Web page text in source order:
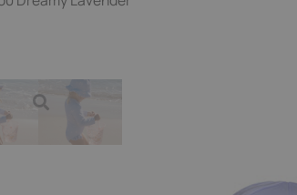
LITTLE DUTCH. Παιδικό